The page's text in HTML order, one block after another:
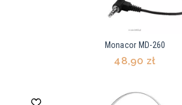
Monacor MD-260
48,90 zł